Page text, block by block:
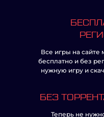
Все игры на сайте
бесплатно и без
нужную игру и
БЕЗ
Теперь не